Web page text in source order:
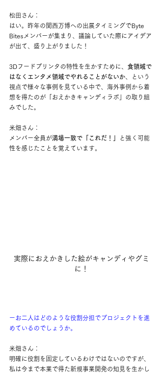
松田さん：
はい。昨年の関西万博への出展タイミングでByte
Bitesメンバーが集まり、議論していた際にアイデア
が出て、盛り上がりました！
3Dフードプリンタの特性を生かすために、 食領域で
はなくエンタメ領域でやれることがないか 、という
視点で様々な事例を見ている中で、海外事例から着
想を得たのが「おえかきキャンディラボ」の取り組
みでした。
米畑さん：
メンバー全員が満場一致で「これだ！」
と強く可能
性を感じたことを覚えています。
実際におえかきした絵がキャンディやグミ
に！
ーお二人はどのような役割分担でプロジェクトを進
めているのでしょうか。
米畑さん：
明確に役割を固定しているわけではないのですが、
私は今まで本業で得た新規事業開発の知見を生かし